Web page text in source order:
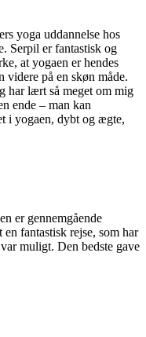
yoga uddannelse hos
Serpil er fantastisk og
at yogaen er hendes
videre på en skøn måde.
har lært så meget om mig
ende – man kan
i yogaen, dybt og ægte,
er gennemgående
fantastisk rejse, som har
muligt. Den bedste gave